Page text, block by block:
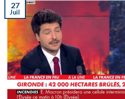
27
Juil